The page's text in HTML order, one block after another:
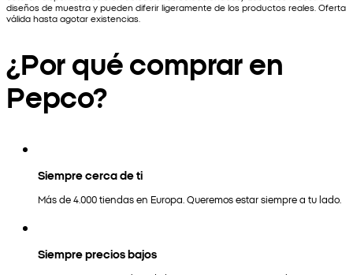
diseños de muestra y pueden diferir ligeramente de los productos reales. Oferta
válida hasta agotar existencias.
¿Por qué comprar en
Pepco?
Siempre cerca de ti
Más de 4.000 tiendas en Europa. Queremos estar siempre a tu lado.
Siempre precios bajos